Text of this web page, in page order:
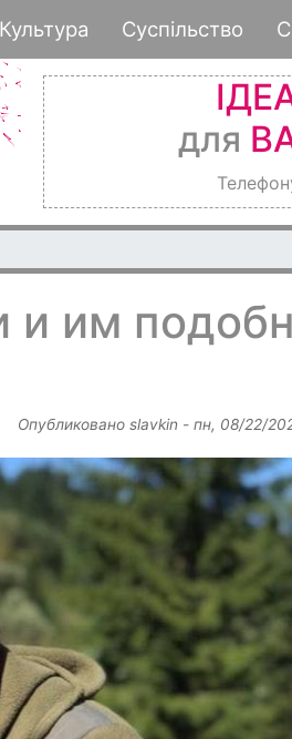
к
основному
Культура Суспільство
для
и им
Опубликовано slavkin - пн, 08/22/